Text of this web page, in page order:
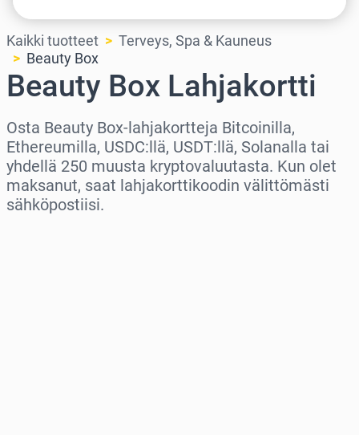
Kaikki tuotteet
Terveys, Spa & Kauneus
Beauty Box
Beauty Box Lahjakortti
Osta Beauty Box-lahjakortteja Bitcoinilla,
Ethereumilla, USDC:llä, USDT:llä, Solanalla tai
yhdellä 250 muusta kryptovaluutasta. Kun olet
maksanut, saat lahjakorttikoodin välittömästi
sähköpostiisi.